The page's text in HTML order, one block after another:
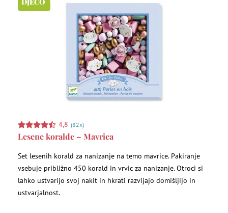
Potrebščine za dojenčke
Pripomočki za male raziskovalce
Razprodaja -15 %
Razprodaja -20 %
4,8 (82x)
Lesene koralde – Mavrica
Set lesenih korald za nanizanje na temo mavrice. Pakiranje
vsebuje približno 450 korald in vrvic za nanizanje. Otroci si
lahko ustvarijo svoj nakit in hkrati razvijajo domišljijo in
ustvarjalnost.